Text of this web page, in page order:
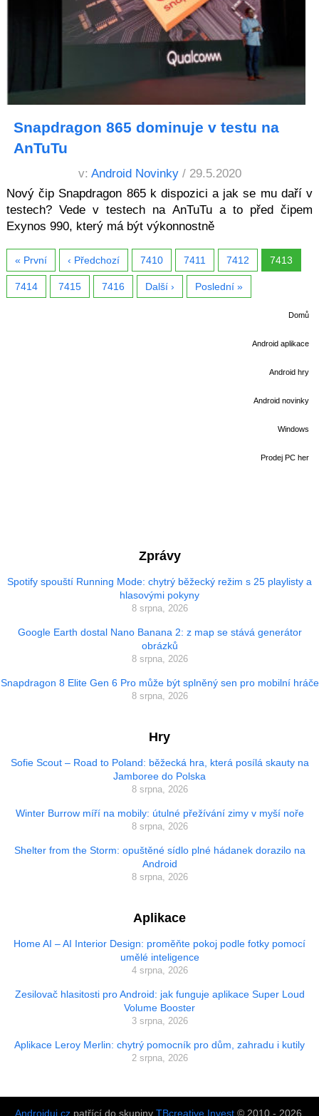
Snapdragon 865 dominuje v testu na
AnTuTu
v: Android Novinky / 29.5.2020
Nový čip Snapdragon 865 k dispozici a jak se mu daří v
testech? Vede v testech na AnTuTu a to před čipem
Exynos 990, který má být výkonnostně
« První ‹ Předchozí 7410 7411 7412 7413
7414 7415 7416 Další › Poslední »
Domů
Android aplikace
Android hry
Android novinky
Windows
Prodej PC her
Zprávy
Spotify spouští Running Mode: chytrý běžecký režim s 25 playlisty a
hlasovými pokyny
8 srpna, 2026
Google Earth dostal Nano Banana 2: z map se stává generátor
obrázků
8 srpna, 2026
Snapdragon 8 Elite Gen 6 Pro může být splněný sen pro mobilní hráče
8 srpna, 2026
Hry
Sofie Scout – Road to Poland: běžecká hra, která posílá skauty na
Jamboree do Polska
8 srpna, 2026
Winter Burrow míří na mobily: útulné přežívání zimy v myší noře
8 srpna, 2026
Shelter from the Storm: opuštěné sídlo plné hádanek dorazilo na
Android
8 srpna, 2026
Aplikace
Home AI – AI Interior Design: proměňte pokoj podle fotky pomocí
umělé inteligence
4 srpna, 2026
Zesilovač hlasitosti pro Android: jak funguje aplikace Super Loud
Volume Booster
3 srpna, 2026
Aplikace Leroy Merlin: chytrý pomocník pro dům, zahradu i kutily
2 srpna, 2026
Androiduj.czpatřící do skupiny TBcreative Invest© 2010 - 2026.